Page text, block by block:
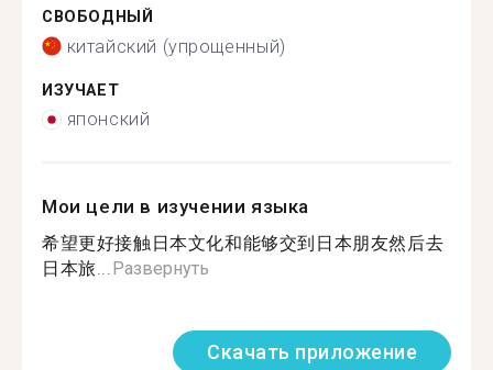
СВОБОДНЫЙ
китайский (упрощенный)
ИЗУЧАЕТ
японский
Мои цели в изучении языка
希望更好接触日本文化和能够交到日本朋友然后去
日本旅...Развернуть
Скачать приложение